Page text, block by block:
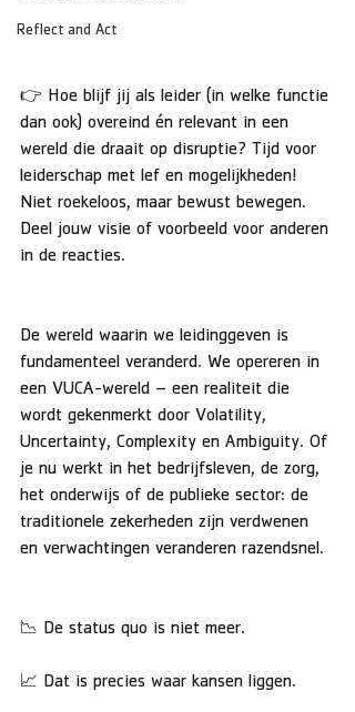
Reflect and Act
👉 Hoe blijf jij als leider (in welke functie
dan ook) overeind én relevant in een
wereld die draait op disruptie? Tijd voor
leiderschap met lef en mogelijkheden!
Niet roekeloos, maar bewust bewegen.
Deel jouw visie of voorbeeld voor anderen
in de reacties.
De wereld waarin we leidinggeven is
fundamenteel veranderd. We opereren in
een VUCA-wereld – een realiteit die
wordt gekenmerkt door Volatility,
Uncertainty, Complexity en Ambiguity. Of
je nu werkt in het bedrijfsleven, de zorg,
het onderwijs of de publieke sector: de
traditionele zekerheden zijn verdwenen
en verwachtingen veranderen razendsnel.
📉 De status quo is niet meer.
📈 Dat is precies waar kansen liggen.